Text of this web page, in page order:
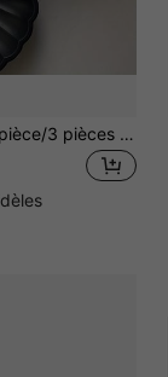
SILIKE LUFEI 1 pièce/3 pièces Moule en silicone et plâtre pour plateau de rangement en forme de coquillage